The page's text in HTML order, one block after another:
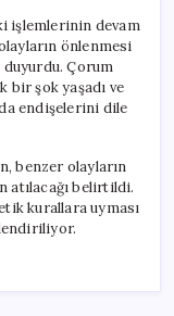
işlemlerinin devam
önlenmesi
duyurdu. Çorum
bir şok yaşadı ve
endişelerini dile
benzer olayların
atılacağı belirtildi.
kurallara uyması